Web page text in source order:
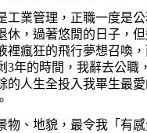
工業管理，正職一度是
休，過著悠閒的日子，
裡瘋狂的飛行夢想召喚，
3年的時間，我辭去公職
的人生全投入我畢生最
物、地貌，最令我「有